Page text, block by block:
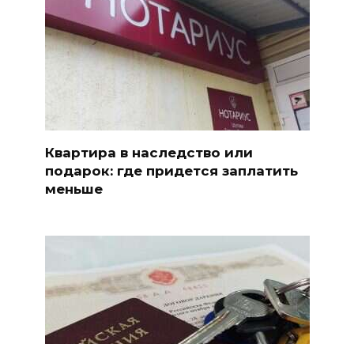
Квартира в наследство или
подарок: где придется заплатить
меньше